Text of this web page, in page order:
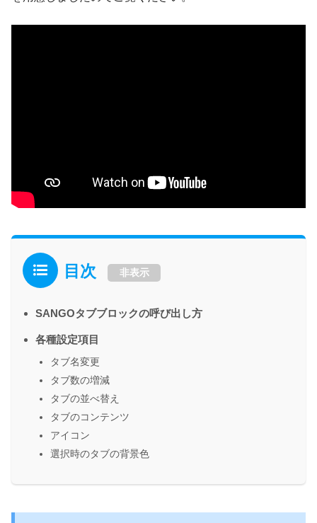
目次 非表示
SANGOタブブロックの呼び出し方
各種設定項目
タブ名変更
タブ数の増減
タブの並べ替え
タブのコンテンツ
アイコン
選択時のタブの背景色